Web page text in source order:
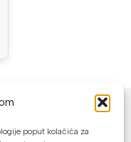
poput kolačića za
možete platiti: